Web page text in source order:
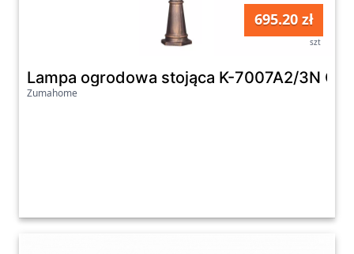
wszystkie Twoje oczekiwania i doda
magicznego blasku Twojej przestrzeni.
695.20 zł
szt
Lampa ogrodowa stojąca K-7007A2/3N
Zumahome